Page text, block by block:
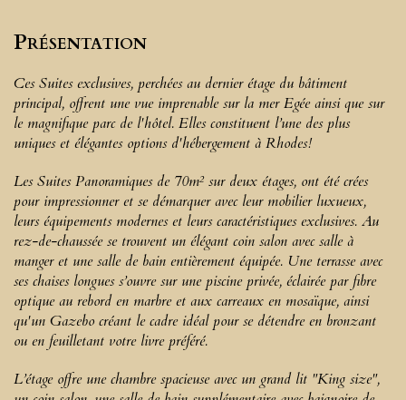
Présentation
Ces Suites exclusives, perchées au dernier étage du bâtiment
principal, offrent une vue imprenable sur la mer Egée ainsi que sur
le magnifique parc de l'hôtel. Elles constituent l’une des plus
uniques et élégantes options d'hébergement à Rhodes!
Les Suites Panoramiques de 70m² sur deux étages, ont été crées
pour impressionner et se démarquer avec leur mobilier luxueux,
leurs équipements modernes et leurs caractéristiques exclusives. Au
rez-de-chaussée se trouvent un élégant coin salon avec salle à
manger et une salle de bain entièrement équipée. Une terrasse avec
ses chaises longues s’ouvre sur une piscine privée, éclairée par fibre
optique au rebord en marbre et aux carreaux en mosaïque, ainsi
qu'un Gazebo créant le cadre idéal pour se détendre en bronzant
ou en feuilletant votre livre préféré.
L’étage offre une chambre spacieuse avec un grand lit "King size",